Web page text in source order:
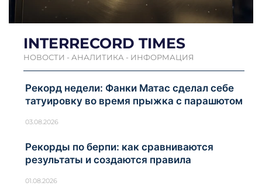
INTERRECORD TIMES
НОВОСТИ - АНАЛИТИКА - ИНФОРМАЦИЯ
Рекорд недели: Фанки Матас сделал себе
татуировку во время прыжка с парашютом
03.08.2026
Рекорды по берпи: как сравниваются
результаты и создаются правила
01.08.2026